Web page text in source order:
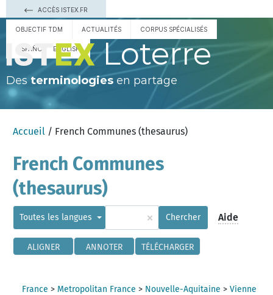
ACCÈS ISTEX.FR
OBJECTIF TDM ACTUALITÉS CORPUS SPÉCIALISÉS
ESPAÑOL ENGLISH Loterre
Des terminologies en partage
Accueil / French Communes (thesaurus)
French Communes
(thesaurus)
Toutes les langues × Chercher Aide
ALIGNER ANNOTER TÉLÉCHARGER
France > Metropolitan France > Nouvelle-Aquitaine >Vienne